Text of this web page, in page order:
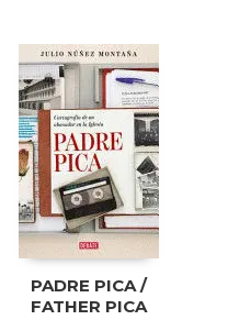
PADRE PICA /
FATHER PICA